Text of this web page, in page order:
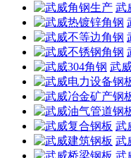
武
武
武
武